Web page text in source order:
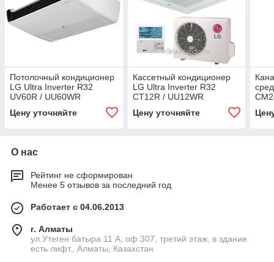
Потолочный кондиционер
LG Ultra Inverter R32
UV60R / UU60WR
Цену уточняйте
Кассетный кондиционер
LG Ultra Inverter R32
CT12R / UU12WR
Цену уточняйте
О нас
Рейтинг не сформирован
Менее 5 отзывов за последний год
Работает с 04.06.2013
г. Алматы
ул.Утеген батыра 11 А, оф.307, третий этаж, в здание
есть лифт., Алматы, Казахстан